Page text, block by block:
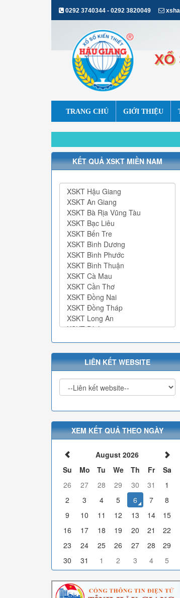
0292 3740344 - 0292 3820049
XỔ
TRANG CHỦ GIỚI THIỆU
KẾT QUẢ XSKT MIỀN NAM
LIÊN KẾT WEBSITE
XEM KẾT QUẢ THEO NGÀY
August 2026
Su
Mo Tu We Th Fr
Sa
26
27 28 29 30 31
1
2
3 4 5 6 7
8
9
10 11 12 13 14
15
16
17 18 19 20 21
22
23
24 25 26 27 28
29
30
31 1 2 3 4 5